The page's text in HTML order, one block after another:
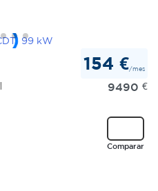
154 €/mes
9490 €
Comparar